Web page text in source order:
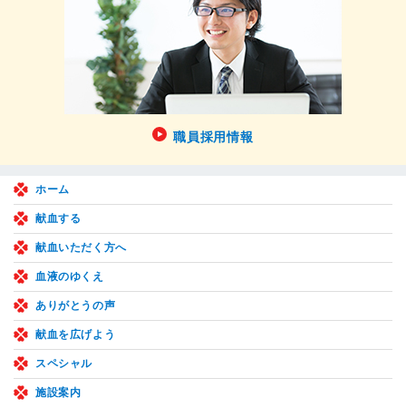
職員採用情報
ホーム
献血する
献血いただく方へ
血液のゆくえ
ありがとうの声
献血を広げよう
スペシャル
施設案内